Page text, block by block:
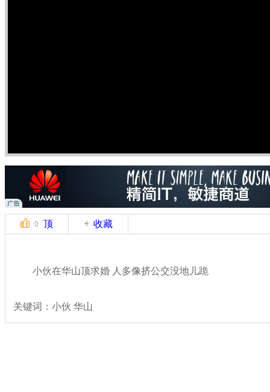
0 顶 收藏
小伙在华山顶求婚 人多像挤公交没地儿跪
关键词：小伙 华山